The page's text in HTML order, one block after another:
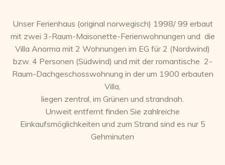
Unser Ferienhaus (original norwegisch) 1998/ 99 erbaut
mit zwei 3-Raum-Maisonette-Ferienwohnungen und die
Villa Anorma mit 2 Wohnungen im EG für 2 (Nordwind)
bzw. 4 Personen (Südwind) und mit der romantische 2-
Raum-Dachgeschosswohnung in der um 1900 erbauten
Villa,
liegen zentral, im Grünen und strandnah.
Unweit entfernt finden Sie zahlreiche
Einkaufsmöglichkeiten und zum Strand sind es nur 5
Gehminuten